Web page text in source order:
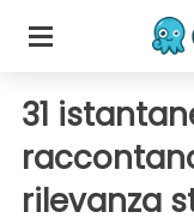
31
rilevanza